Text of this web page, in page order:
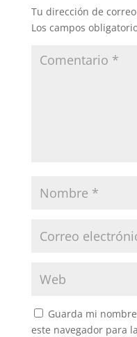
Tu dirección de
Los campos
Guarda mi
este navegador para